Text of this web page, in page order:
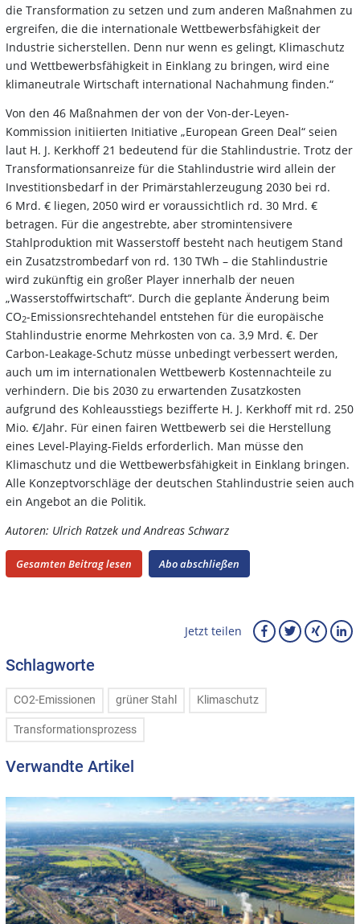
die Transformation zu setzen und zum anderen Maßnahmen zu
ergreifen, die die internationale Wettbewerbsfähigkeit der
Industrie sicherstellen. Denn nur wenn es gelingt, Klimaschutz
und Wettbewerbsfähigkeit in Einklang zu bringen, wird eine
klimaneutrale Wirtschaft international Nachahmung finden.“
Von den 46 Maßnahmen der von der Von-der-Leyen-
Kommission initiierten Initiative „European Green Deal“ seien
laut H. J. Kerkhoff 21 bedeutend für die Stahlindustrie. Trotz der
Transformationsanreize für die Stahlindustrie wird allein der
Investitionsbedarf in der Primärstahlerzeugung 2030 bei rd.
6 Mrd. € liegen, 2050 wird er voraussichtlich rd. 30 Mrd. €
betragen. Für die angestrebte, aber stromintensivere
Stahlproduktion mit Wasserstoff besteht nach heutigem Stand
ein Zusatzstrombedarf von rd. 130 TWh – die Stahlindustrie
wird zukünftig ein großer Player innerhalb der neuen
„Wasserstoffwirtschaft“. Durch die geplante Änderung beim
CO2-Emissionsrechtehandel entstehen für die europäische
Stahlindustrie enorme Mehrkosten von ca. 3,9 Mrd. €. Der
Carbon-­Leakage-Schutz müsse unbedingt verbessert werden,
auch um im internationalen Wettbewerb Kostennachteile zu
verhindern. Die bis 2030 zu erwartenden Zusatzkosten
aufgrund des Kohleausstiegs bezifferte H. J. Kerkhoff mit rd. 250
Mio. €/Jahr. Für einen fairen Wettbewerb sei die Herstellung
eines Level-Playing-Fields erforderlich. Man müsse den
Klimaschutz und die Wettbewerbsfähigkeit in Einklang bringen.
Alle Konzeptvorschläge der deutschen Stahlindustrie seien auch
ein Angebot an die Politik.
Autoren: Ulrich Ratzek und Andreas Schwarz
Gesamten Beitrag lesen Abo abschließen
Jetzt teilen
Schlagworte
CO2-Emissionen grüner Stahl Klimaschutz
Transformationsprozess
Verwandte Artikel